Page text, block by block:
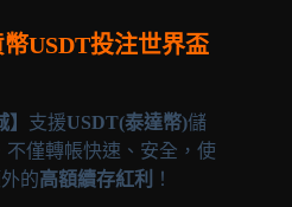
USDT投注世界盃
支援USDT(泰達幣)儲
僅轉帳快速、安全，使
的高額續存紅利 ！